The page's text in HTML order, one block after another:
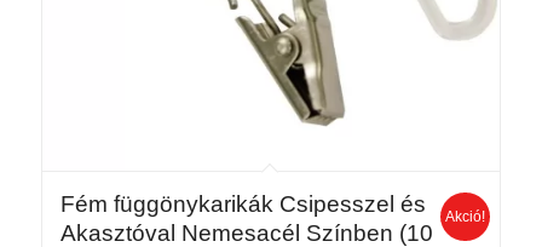
Fém függönykarikák Csipesszel és
Akasztóval Nemesacél Színben (10
Akció!